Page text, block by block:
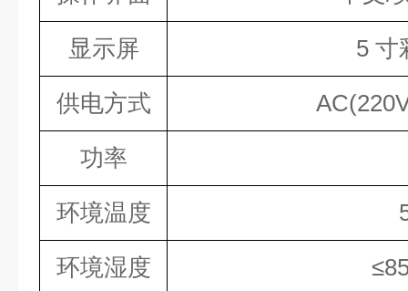
显示屏
5 寸
供电方式
功率
环境温度
环境湿度